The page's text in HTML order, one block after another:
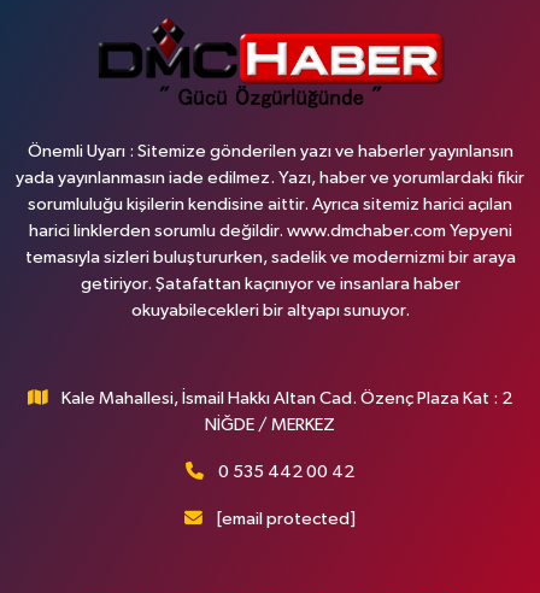
Önemli Uyarı : Sitemize gönderilen yazı ve haberler yayınlansın
yada yayınlanmasın iade edilmez. Yazı, haber ve yorumlardaki fikir
sorumluluğu kişilerin kendisine aittir. Ayrıca sitemiz harici açılan
harici linklerden sorumlu değildir. www.dmchaber.com Yepyeni
temasıyla sizleri buluştururken, sadelik ve modernizmi bir araya
getiriyor. Şatafattan kaçınıyor ve insanlara haber
okuyabilecekleri bir altyapı sunuyor.
Kale Mahallesi, İsmail Hakkı Altan Cad. Özenç Plaza Kat : 2
NİĞDE / MERKEZ
0 535 442 00 42
[email protected]